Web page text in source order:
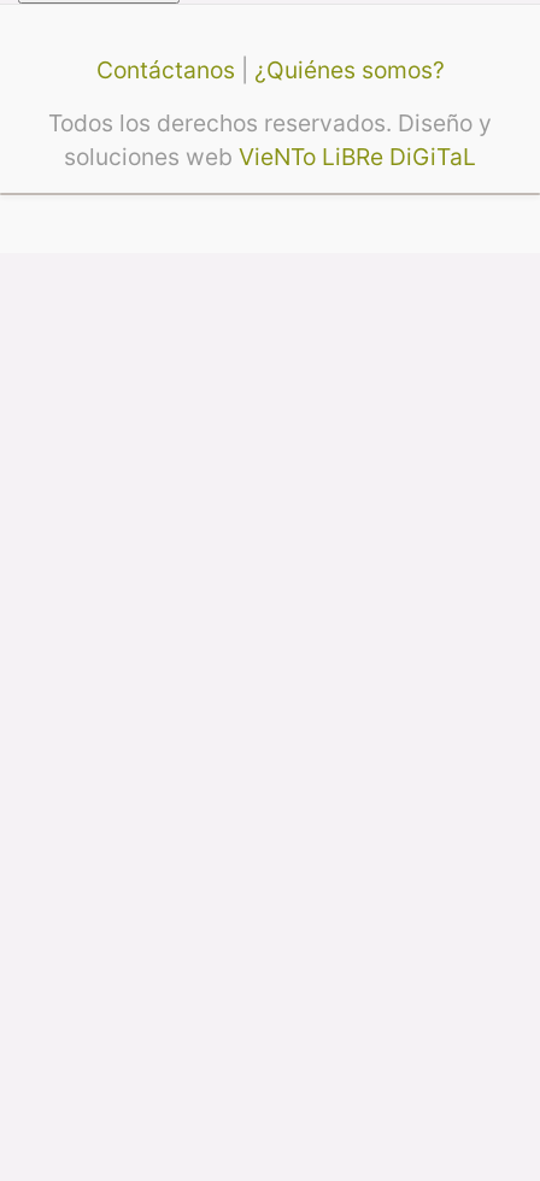
Contáctanos
¿Quiénes somos?
Todos los derechos reservados. Diseño y
soluciones web VieNTo LiBRe DiGiTaL